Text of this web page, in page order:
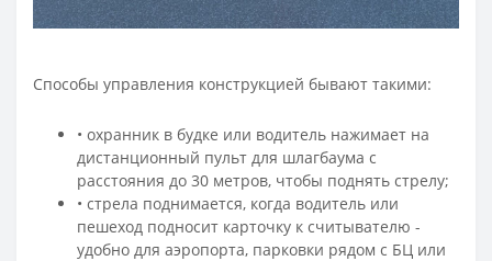
Способы управления конструкцией бывают такими:
• охранник в будке или водитель нажимает на
дистанционный пульт для шлагбаума с
расстояния до 30 метров, чтобы поднять стрелу;
• стрела поднимается, когда водитель или
пешеход подносит карточку к считывателю -
удобно для аэропорта, парковки рядом с БЦ или